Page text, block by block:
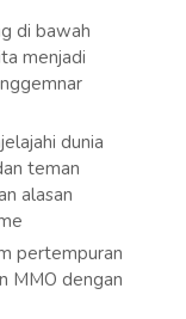
di bawah
menjadi
dunia
teman
alasan
pertempuran
MMO dengan